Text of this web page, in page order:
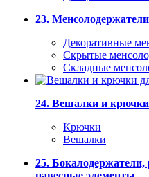
23. Менсолодержатели
Декоративные
Скрытые
Складные
24. Вешалки и
Крючки
Вешалки
25. Бокалодержатели,